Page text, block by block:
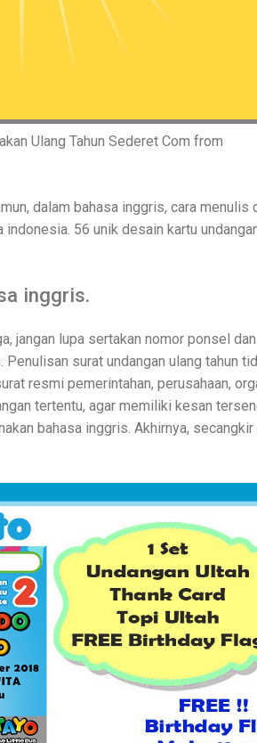
Ulang Tahun Sederet Com from
dalam bahasa inggris, cara menulis
56 unik desain kartu
inggris.
jangan lupa sertakan nomor ponsel
surat undangan ulang tahun
resmi pemerintahan, perusahaan,
tertentu, agar memiliki kesan
bahasa inggris. Akhirnya,